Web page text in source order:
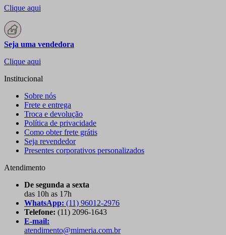
Clique aqui
Seja uma vendedora
Clique aqui
Institucional
Sobre nós
Frete e entrega
Troca e devolução
Política de privacidade
Como obter frete grátis
Seja revendedor
Presentes corporativos personalizados
Atendimento
De segunda a sexta
das 10h as 17h
WhatsApp: (11) 96012-2976
Telefone: (11) 2096-1643
E-mail:
atendimento@mimeria.com.br